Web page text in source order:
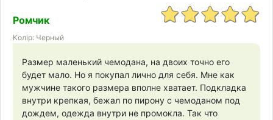
Ромчик
Колір: Черный
Размер маленький чемодана, на двоих точно его
будет мало. Но я покупал лично для себя. Мне как
мужчине такого размера вполне хватает. Подкладка
внутри крепкая, бежал по пирону с чемоданом под
дождем, одежда внутри не промокла. Так что